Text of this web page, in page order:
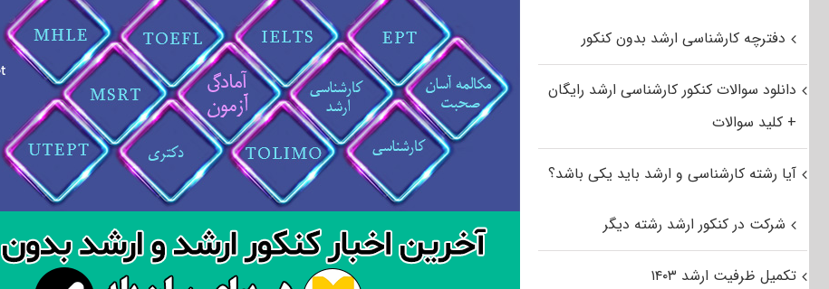
دفترچه کارشناسی ارشد بدون کنکور
دانلود سوالات کنکور کارشناسی ارشد رایگان
+ کلید سوالات
آیا رشته کارشناسی و ارشد باید یکی باشد؟
شرکت در کنکور ارشد رشته دیگر
تکمیل ظرفیت ارشد ۱۴۰۳